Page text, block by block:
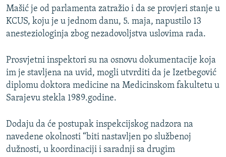
Mašić je od parlamenta zatražio i da se provjeri stanje u
KCUS, koju je u jednom danu, 5. maja, napustilo 13
anesteziologinja zbog nezadovoljstva uslovima rada.
Prosvjetni inspektori su na osnovu dokumentacije koja
im je stavljena na uvid, mogli utvrditi da je Izetbegović
diplomu doktora medicine na Medicinskom fakultetu u
Sarajevu stekla 1989.godine.
Dodaju da će postupak inspekcijskog nadzora na
navedene okolnosti “biti nastavljen po službenoj
dužnosti, u koordinaciji i saradnji sa drugim